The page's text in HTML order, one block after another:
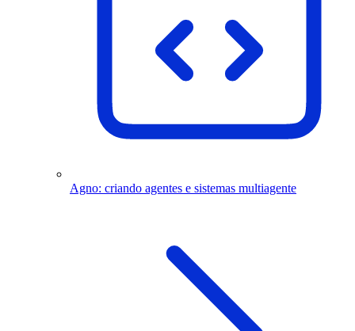
Agno: criando agentes e sistemas multiagente